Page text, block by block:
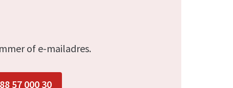
of e-mailadres.
57 000 30